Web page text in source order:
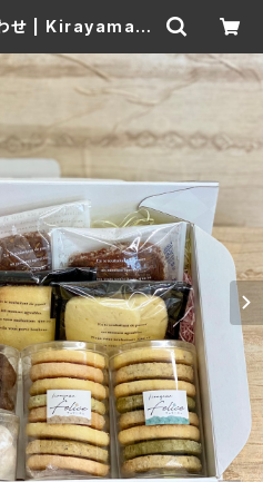
わせ | Kirayama F